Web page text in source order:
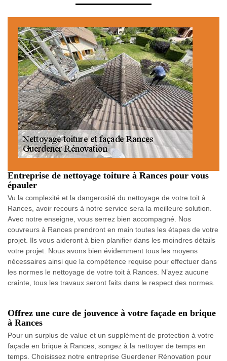
Entreprise de nettoyage toiture à Rances pour vous
épauler
Vu la complexité et la dangerosité du nettoyage de votre toit à
Rances, avoir recours à notre service sera la meilleure solution.
Avec notre enseigne, vous serrez bien accompagné. Nos
couvreurs à Rances prendront en main toutes les étapes de votre
projet. Ils vous aideront à bien planifier dans les moindres détails
votre projet. Nous avons bien évidemment tous les moyens
nécessaires ainsi que la compétence requise pour effectuer dans
les normes le nettoyage de votre toit à Rances. N’ayez aucune
crainte, tous les travaux seront faits dans le respect des normes.
Offrez une cure de jouvence à votre façade en brique
à Rances
Pour un surplus de value et un supplément de protection à votre
façade en brique à Rances, songez à la nettoyer de temps en
temps. Choisissez notre entreprise Guerdener Rénovation pour